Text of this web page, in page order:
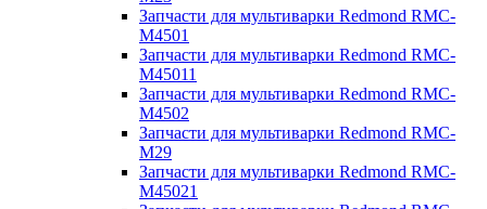
Запчасти для мультиварки Redmond RMC-
M4501
Запчасти для мультиварки Redmond RMC-
M45011
Запчасти для мультиварки Redmond RMC-
M4502
Запчасти для мультиварки Redmond RMC-
M29
Запчасти для мультиварки Redmond RMC-
M45021